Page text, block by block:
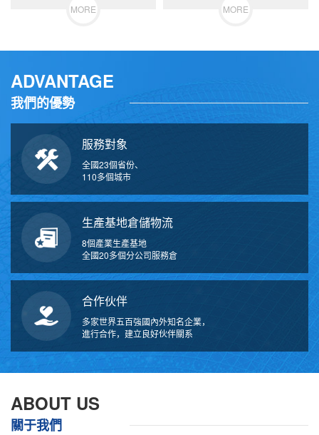
MORE MORE
ADVANTAGE
我們的優勢
服務對象
全國23個省份、
110多個城市
生產基地倉儲物流
8個產業生產基地
全國20多個分公司服務倉
合作伙伴
多家世界五百強國內外知名企業，
進行合作，建立良好伙伴關系
ABOUT US
關于我們